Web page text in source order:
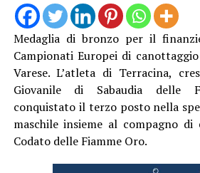
Audio
Player
00:00
Medaglia di bronzo per il
Campionati Europei di
Varese. L’atleta di Terracina,
Giovanile di Sabaudia delle
conquistato il terzo posto nella
maschile insieme al compagno di
Codato delle Fiamme Oro.